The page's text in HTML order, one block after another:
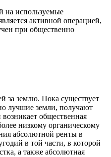
на используемые
активной операцией,
при общественно
за землю. Пока существует
лучшие земли, получают
общественная
низкому органическому
абсолютной ренты в
в той части, в которой
а также абсолютная